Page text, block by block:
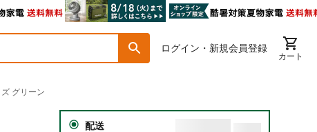
ログイン・新規会員登録
カート
グリーン
配送